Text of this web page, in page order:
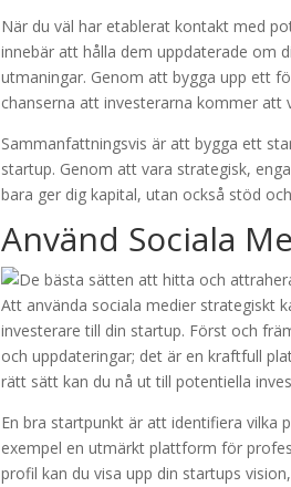
När du väl har etablerat kontakt med
innebär att hålla dem uppdaterade om
utmaningar. Genom att bygga upp ett
chanserna att investerarna kommer att
Sammanfattningsvis är att bygga ett
startup. Genom att vara strategisk,
bara ger dig kapital, utan också stöd
Använd Sociala
Att använda sociala medier strategiskt
investerare till din startup. Först och
och uppdateringar; det är en kraftfull
rätt sätt kan du nå ut till potentiella
En bra startpunkt är att identifiera vilka
exempel en utmärkt plattform för
profil kan du visa upp din startups